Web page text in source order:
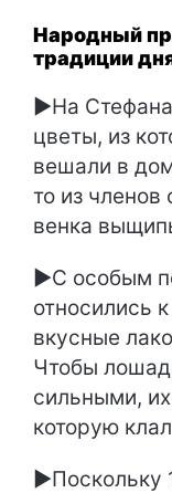
Народный
традиции
►На
цветы, из
вешали в
то из членов
венка
►С особым
относились
вкусные
Чтобы
сильными,
которую
►Поскольку